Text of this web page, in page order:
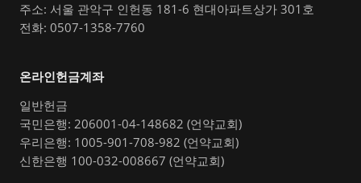
주소: 서울 관악구 인헌동 181-6 현대아파트상가 301호
전화: 0507-1358-7760
온라인헌금계좌
일반헌금
국민은행: 206001-04-148682 (언약교회)
우리은행: 1005-901-708-982 (언약교회)
신한은행 100-032-008667 (언약교회)